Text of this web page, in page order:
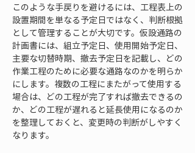
このような手戻りを避けるには、工程表上の
設置期間を単なる予定日ではなく、判断根拠
として管理することが大切です。仮設通路の
計画書には、組立予定日、使用開始予定日、
主要な切替時期、撤去予定日を記載し、どの
作業工程のために必要な通路なのかを明らか
にします。複数の工程にまたがって使用する
場合は、どの工程が完了すれば撤去できるの
か、どの工程が遅れると延長使用になるのか
を整理しておくと、変更時の判断がしやすく
なります。